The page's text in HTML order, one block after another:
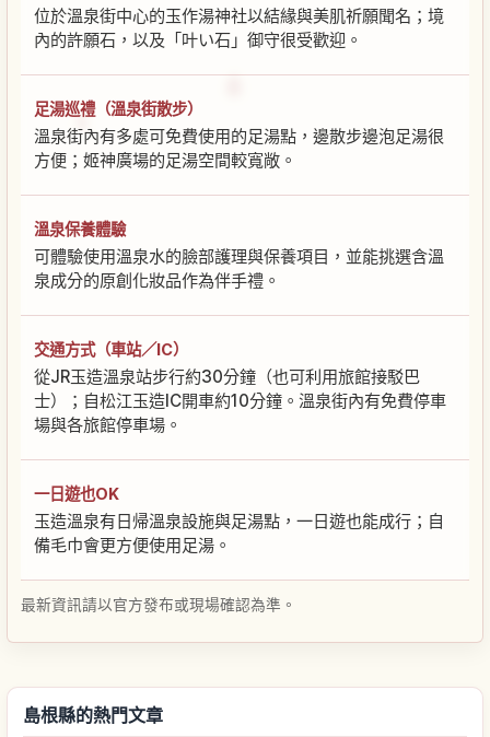
位於溫泉街中心的玉作湯神社以結緣與美肌祈願聞名；境
內的許願石，以及「叶い石」御守很受歡迎。
足湯巡禮（溫泉街散步）
溫泉街內有多處可免費使用的足湯點，邊散步邊泡足湯很
方便；姬神廣場的足湯空間較寬敞。
溫泉保養體驗
可體驗使用溫泉水的臉部護理與保養項目，並能挑選含溫
泉成分的原創化妝品作為伴手禮。
交通方式（車站／IC）
從JR玉造溫泉站步行約30分鐘（也可利用旅館接駁巴
士）；自松江玉造IC開車約10分鐘。溫泉街內有免費停車
場與各旅館停車場。
一日遊也OK
玉造溫泉有日帰溫泉設施與足湯點，一日遊也能成行；自
備毛巾會更方便使用足湯。
最新資訊請以官方發布或現場確認為準。
島根縣的熱門文章